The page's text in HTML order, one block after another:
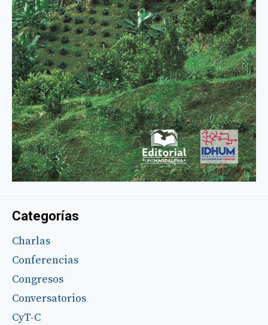
Categorías
Charlas
Conferencias
Congresos
Conversatorios
CyT-C